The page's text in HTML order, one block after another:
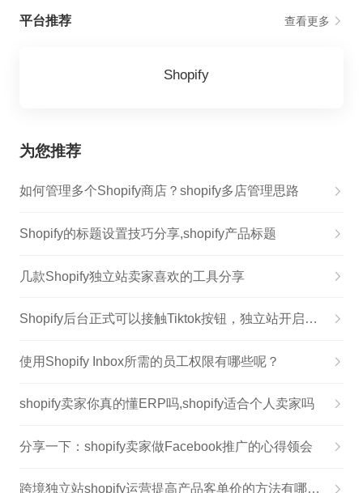
平台推荐 查看更多
Shopify
为您推荐
如何管理多个Shopify商店？shopify多店管理思路
Shopify的标题设置技巧分享,shopify产品标题
几款Shopify独立站卖家喜欢的工具分享
Shopify后台正式可以接触Tiktok按钮，独立站开启直播带货新时代！
使用Shopify Inbox所需的员工权限有哪些呢？
shopify卖家你真的懂ERP吗,shopify适合个人卖家吗
分享一下：shopify卖家做Facebook推广的心得领会
跨境独立站shopify运营提高产品客单价的方法有哪些,跨境电商shopify独立站运营实战